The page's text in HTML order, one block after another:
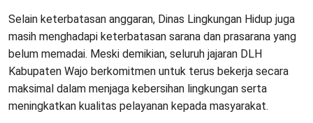
Selain keterbatasan anggaran, Dinas Lingkungan Hidup juga
masih menghadapi keterbatasan sarana dan prasarana yang
belum memadai. Meski demikian, seluruh jajaran DLH
Kabupaten Wajo berkomitmen untuk terus bekerja secara
maksimal dalam menjaga kebersihan lingkungan serta
meningkatkan kualitas pelayanan kepada masyarakat.